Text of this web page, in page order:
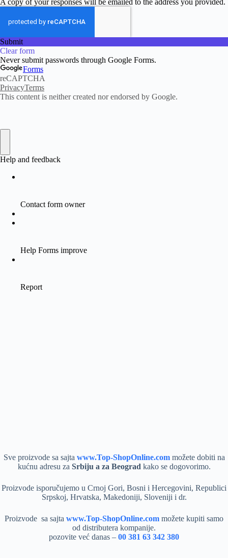
Sve proizvode sa sajta www.Top-ShopOnline.com možete dobiti na
kućnu adresu za Srbiju a za Beograd kako se dogovorimo.
Proizvode isporučujemo u Crnoj Gori, Bosni i Hercegovini, Republici
Srpskoj, Hrvatska, Makedoniji, Sloveniji i dr.
Proizvode sa sajta www.Top-ShopOnline.com možete kupiti samo
od distributera kompanije.
pozovite već danas – 00 381 63 342 380